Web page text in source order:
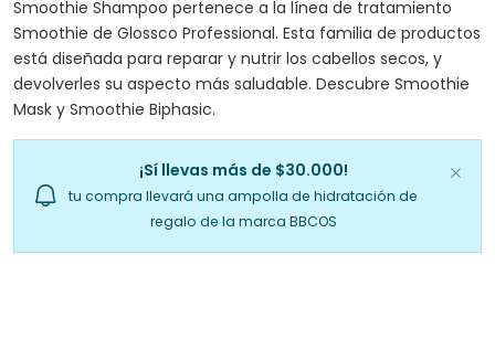
Smoothie Shampoo pertenece a la línea de tratamiento
Smoothie de Glossco Professional. Esta familia de productos
está diseñada para reparar y nutrir los cabellos secos, y
devolverles su aspecto más saludable. Descubre Smoothie
Mask y Smoothie Biphasic.
¡Sí llevas más de $30.000!
tu compra llevará una ampolla de hidratación de
regalo de la marca BBCOS